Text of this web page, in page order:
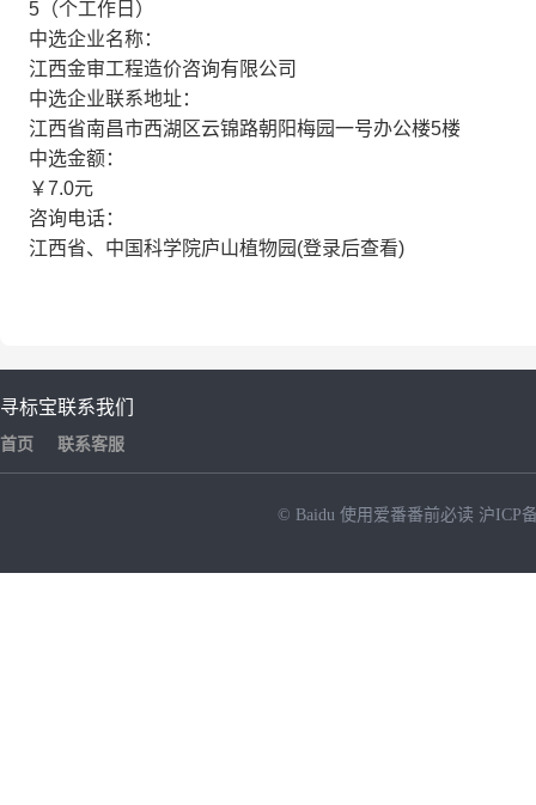
5（个工作日）
中选企业名称：
江西金审工程造价咨询有限公司
中选企业联系地址：
江西省南昌市西湖区云锦路朝阳梅园一号办公楼5楼
中选金额：
￥7.0元
咨询电话：
江西省、中国科学院庐山植物园(登录后查看)
寻标宝
首页
联系我们
联系客服
© Baidu 使用爱番番前必读 沪ICP